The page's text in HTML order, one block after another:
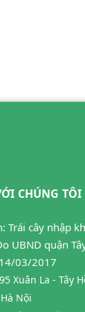
CHÚNG TÔI
Trái cây nhập
UBND quận
03/2017
Xuân La - Tây
Nội